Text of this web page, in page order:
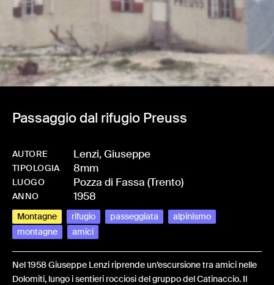
Passaggio dal rifugio Preuss
AUTORE Lenzi, Giuseppe
TIPOLOGIA 8mm
LUOGO Pozza di Fassa (Trento)
ANNO 1958
Montagne rifugio passeggiata
alpinismo
montagne
amici
Nel 1958 Giuseppe Lenzi riprende un’escursione tra amici nelle
Dolomiti, lungo i sentieri rocciosi del gruppo del Catinaccio. Il